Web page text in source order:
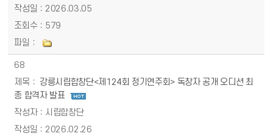
2026.03.05
579
68
강릉시립합창단<제124회 정기연주회> 독창자 공개 오디션 최
종 합격자 발표
시립합창단
2026.02.26